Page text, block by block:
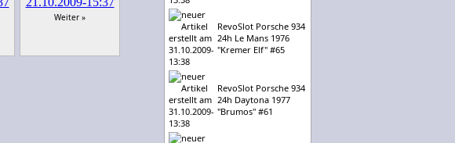
Weiter »
RevoSlot Porsche 934
24h Le Mans 1976
"Kremer Elf" #65
RevoSlot Porsche 934
24h Daytona 1977
"Brumos" #61